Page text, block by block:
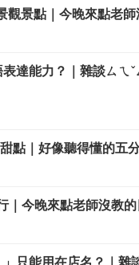
觀景點｜今晚來點老
達能力？｜雜談ㄙㄟˇ
點｜好像聽得懂的五
｜今晚來點老師沒教
只能用在店名？｜雜